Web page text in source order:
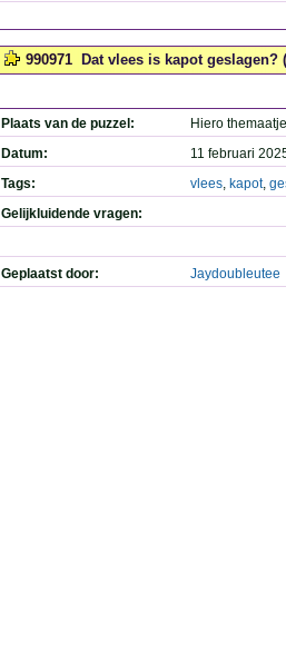
990971 Dat vlees is kapot geslagen?
Plaats van de puzzel:
Hiero themaatje
Datum:
11 februari
Tags:
vlees, kapot,
Gelijkluidende vragen:
Geplaatst door: Jaydoubleutee